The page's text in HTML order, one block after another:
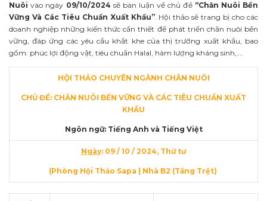
Nuôi vào ngày 09/10/2024 sẽ bàn luận về chủ đề “Chăn Nuôi Bền
Vững Và Các Tiêu Chuẩn Xuất Khẩu”. Hội thảo sẽ trang bị cho các
doanh nghiệp những kiến thức cần thiết để phát triển chăn nuôi bền
vững, đáp ứng các yêu cầu khắt khe của thị trường xuất khẩu, bao
gồm: phúc lợi động vật, tiêu chuẩn Halal, hàm lượng kháng sinh,….
HỘI THẢO CHUYÊN NGÀNH CHĂN NUÔI
CHỦ ĐỀ: CHĂN NUÔI BỀN VỮNG VÀ CÁC TIÊU CHUẨN XUẤT
KHẨU
Ngôn ngữ: Tiếng Anh và Tiếng Việt
Ngày: 09 / 10 / 2024, Thứ tư
(Phòng Hội Thảo Sapa | Nhà B2 (Tầng Trệt)